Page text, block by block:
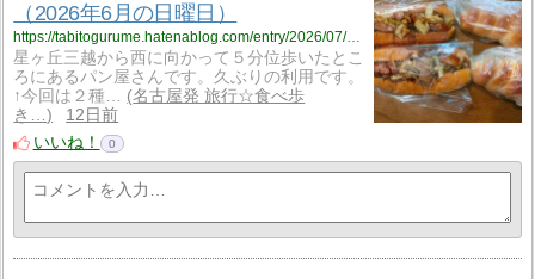
（2026年6月の日曜日）
https://tabitogurume.hatenablog.com/entry/2026/07/28/074805
星ヶ丘三越から西に向かって５分位歩いたとこ
ろにあるパン屋さんです。久ぶりの利用です。
↑今回は２種…
名古屋発 旅行☆食べ歩
き…
12日前
いいね！
0